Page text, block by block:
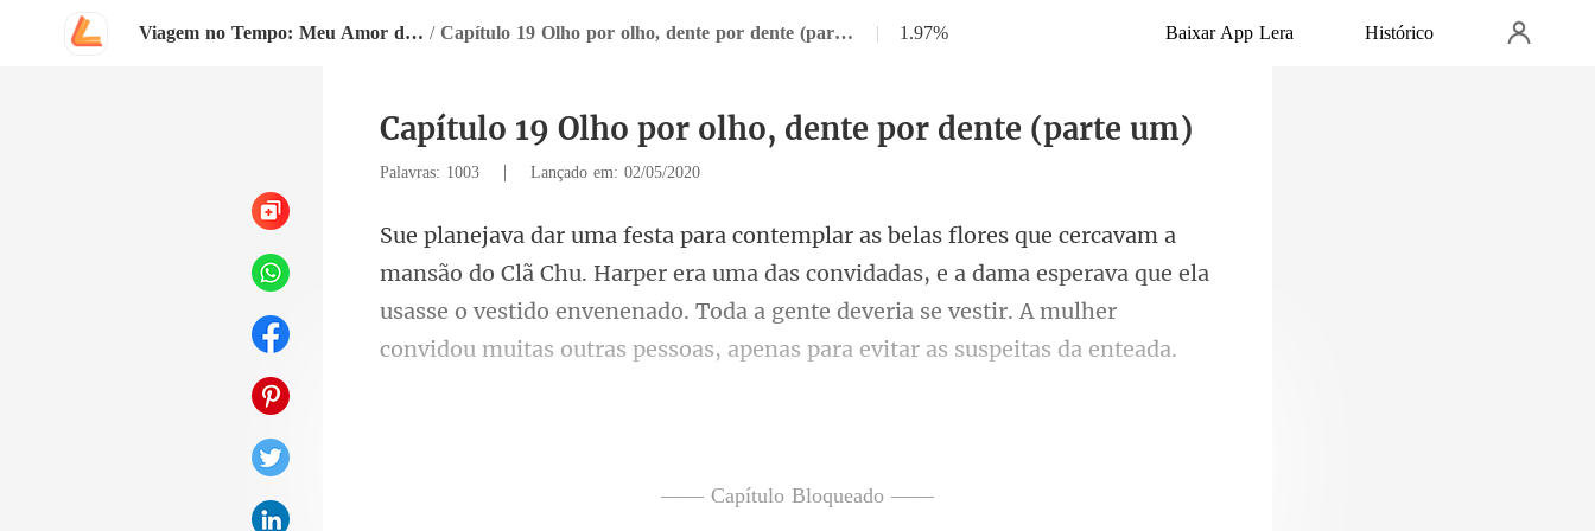
Viagem no Tempo: Meu Amor da Família Real / Capítulo 19 Olho por olho, dente por dente (parte um) | 1.97% Baixar App Lera Histórico
Capítulo 19 Olho por olho, dente por dente (parte um)
Palavras: 1003 | Lançado em: 02/05/2020
r era uma das convidadas, e a dama esperava que ela
usasse o vestido envenenado. Toda a gente dever
—— Capítulo Bloqueado ——